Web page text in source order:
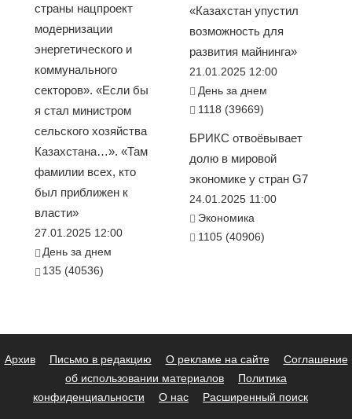
страны нацпроект
модернизации
энергетического и
коммунального
секторов». «Если бы
я стал министром
сельского хозяйства
Казахстана…». «Там
фамилии всех, кто
был приближен к
власти»
27.01.2025 12:00
День за днем
135 (40536)
«Казахстан упустил
возможность для
развития майнинга»
21.01.2025 12:00
День за днем
1118 (39669)
БРИКС отвоёвывает
долю в мировой
экономике у стран G7
24.01.2025 11:00
Экономика
1105 (40906)
Архив Письмо в редакцию О рекламе на сайте
Соглашение
об использовании материалов
Политика
конфиденциальности
О нас Расширенный поиск